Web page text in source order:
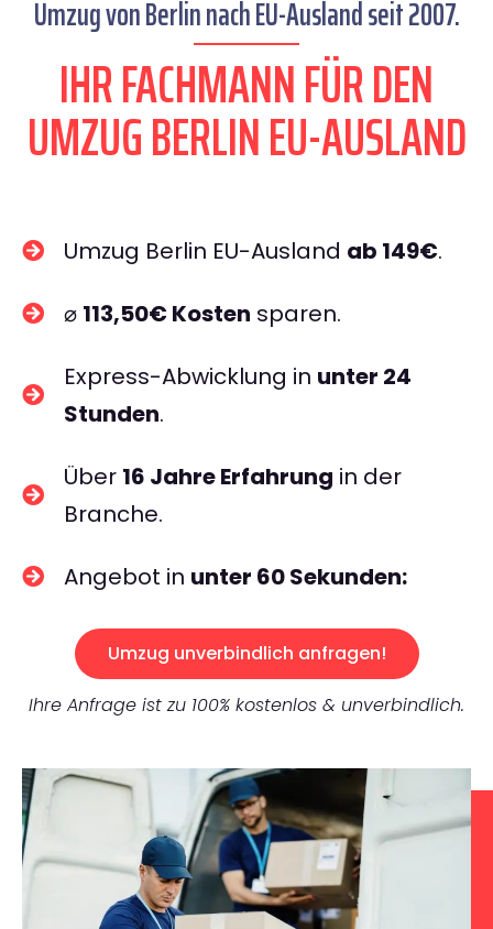
Umzug von Berlin nach EU-Ausland seit 2007.
IHR FACHMANN FÜR DEN
UMZUG BERLIN EU-AUSLAND
Umzug Berlin EU-Ausland ab 149€.
⌀ 113,50€ Kosten sparen.
Express-Abwicklung in unter 24
Stunden.
Über 16 Jahre Erfahrung in der
Branche.
Angebot in unter 60 Sekunden:
Umzug unverbindlich anfragen!
Ihre Anfrage ist zu 100% kostenlos & unverbindlich.